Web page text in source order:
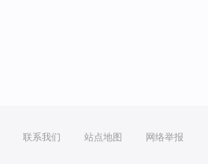
联系我们 站点地图 网络举报